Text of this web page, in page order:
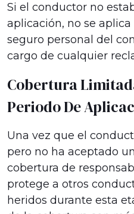
Si el conductor no
aplicación, no se aplica
seguro personal del
cargo de cualquier
Cobertura
Periodo De
Una vez que el
pero no ha aceptado
cobertura de
protege a otros
heridos durante esta